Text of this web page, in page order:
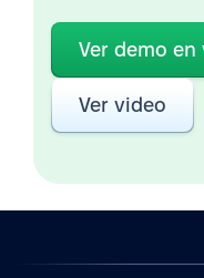
Ver demo en
Ver video